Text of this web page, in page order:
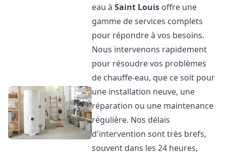
eau àSaint Louis offre une
gamme de services complets
pour répondre à vos besoins.
Nous intervenons rapidement
pour résoudre vos problèmes
de chauffe-eau, que ce soit pour
une installation neuve, une
réparation ou une maintenance
régulière. Nos délais
d'intervention sont très brefs,
souvent dans les 24 heures,